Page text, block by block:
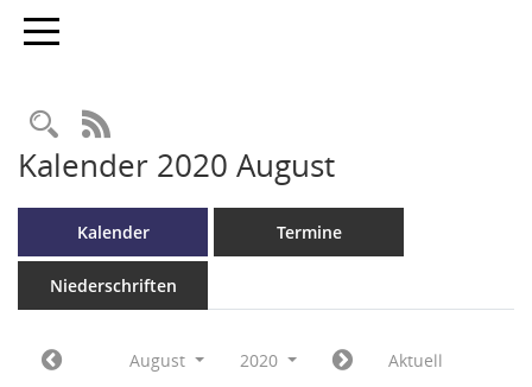
Toggle navigation
RSS-Feed
Kalender 2020 August
Kalender Termine
Niederschriften
August 2020 Aktuell